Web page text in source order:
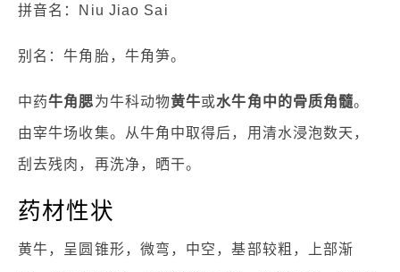
拼音名：Niu Jiao Sai
别名：牛角胎，牛角笋。
中药牛角腮为牛科动物黄牛或水牛角中的骨质角髓。
由宰牛场收集。从牛角中取得后，用清水浸泡数天，
刮去残肉，再洗净，晒干。
药材性状
黄牛，呈圆锥形，微弯，中空，基部较粗，上部渐